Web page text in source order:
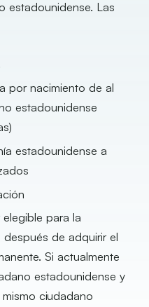
estadounidense. Las
por nacimiento de al
estadounidense
estadounidense a
para la
de adquirir el
Si actualmente
estadounidense y
ciudadano